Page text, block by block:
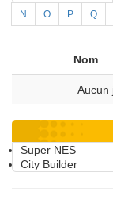
N O P Q
Nom
Aucun
Super NES
City Builder